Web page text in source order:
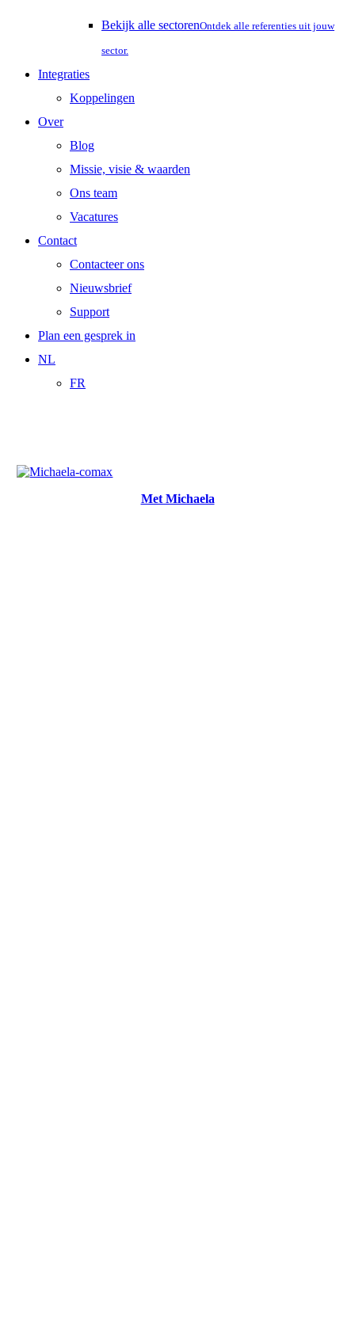
Bekijk alle sectorenOntdek alle referenties uit jouw
sector.
Integraties
Koppelingen
Over
Blog
Missie, visie & waarden
Ons team
Vacatures
Contact
Contacteer ons
Nieuwsbrief
Support
Plan een gesprek in
NL
FR
Met Michaela